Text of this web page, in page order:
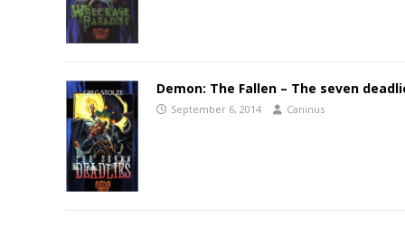
Demon: The Fallen – The seven
September 6, 2014 Caninus